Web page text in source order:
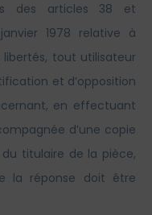
des articles 38 et
1978 relative à
tout utilisateur
et d’opposition
en effectuant
d’une copie
titulaire de la pièce,
la réponse doit être